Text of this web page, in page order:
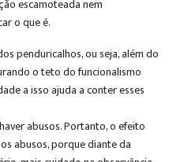
escamoteada nem
o que é.
penduricalhos, ou seja, além do
o teto do funcionalismo
a isso ajuda a conter esses
abusos. Portanto, o efeito
abusos, porque diante da